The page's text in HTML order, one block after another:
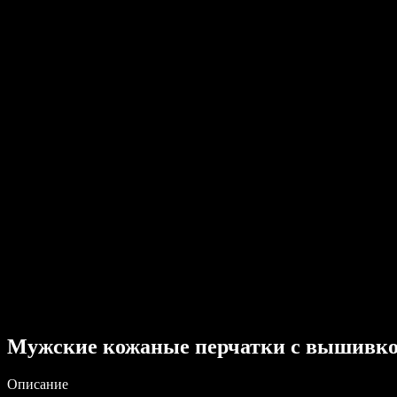
Мужские кожаные перчатки с
Описание